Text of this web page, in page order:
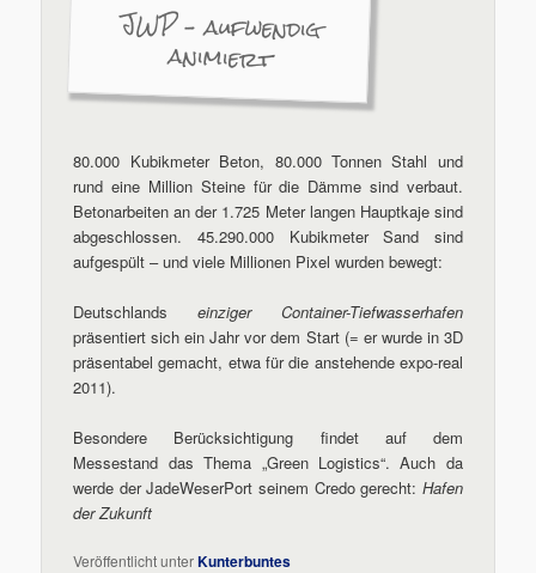
JWP – aufwendig
animiert
80.000 Kubikmeter Beton, 80.000 Tonnen Stahl und
rund eine Million Steine für die Dämme sind verbaut.
Betonarbeiten an der 1.725 Meter langen Hauptkaje sind
abgeschlossen. 45.290.000 Kubikmeter Sand sind
aufgespült – und viele Millionen Pixel wurden bewegt:
Deutschlands einziger Container-Tiefwasserhafen
präsentiert sich ein Jahr vor dem Start (= er wurde in 3D
präsentabel gemacht, etwa für die anstehende expo-real
2011).
Besondere Berücksichtigung findet auf dem
Messestand das Thema „Green Logistics“. Auch da
werde der JadeWeserPort seinem Credo gerecht: Hafen
der Zukunft
Veröffentlicht unterKunterbuntes